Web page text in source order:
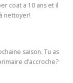
coat a 10 ans et il
nettoyer!
saison. Tu as
d’accroche?